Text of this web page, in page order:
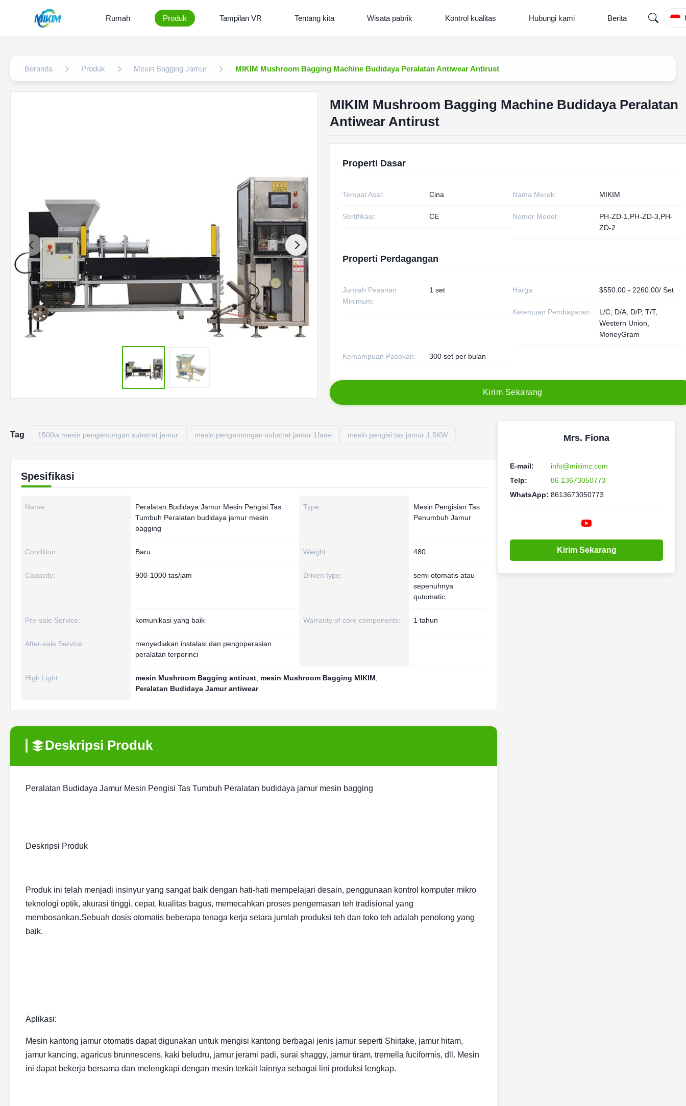
Rumah Produk Tampilan VR Tentang kita Wisata pabrik Kontrol kualitas Hubungi kami Berita
Beranda Produk Mesin Bagging Jamur MIKIM Mushroom Bagging Machine Budidaya Peralatan Antiwear Antirust
MIKIM Mushroom Bagging Machine Budidaya Peralatan
Antiwear Antirust
Properti Dasar
Tempat Asal: Cina Nama Merek: MIKIM
Sertifikasi: CE Nomor Model:
PH-ZD-1,PH-ZD-3,PH-
ZD-2
Properti Perdagangan
Jumlah Pesanan
Minimum:
1 set Harga: $550.00 - 2260.00/ Set
Ketentuan Pembayaran:
L/C, D/A, D/P, T/T,
Western Union,
MoneyGram
Kemampuan Pasokan: 300 set per bulan
Kirim Sekarang
Tag 1500w mesin pengantongan substrat jamur mesin pengantongan substrat jamur 1fase mesin pengisi tas jamur 1.5KW
Spesifikasi
Name:
Peralatan Budidaya Jamur Mesin Pengisi Tas
Tumbuh Peralatan budidaya jamur mesin
bagging
Type:
Mesin Pengisian Tas
Penumbuh Jamur
Condition: Baru Weight: 480
Capacity: 900-1000 tas/jam Driven type:
semi otomatis atau
sepenuhnya
qutomatic
Pre-sale Service: komunikasi yang baik Warranty of core components: 1 tahun
After-sale Service::
menyediakan instalasi dan pengoperasian
peralatan terperinci
High Light: mesin Mushroom Bagging antirust mesin Mushroom Bagging MIKIM
Peralatan Budidaya Jamur antiwear
Deskripsi Produk
Peralatan Budidaya Jamur Mesin Pengisi Tas Tumbuh Peralatan budidaya jamur mesin bagging
Deskripsi Produk
Produk ini telah menjadi insinyur yang sangat baik dengan hati-hati mempelajari desain, penggunaan kontrol komputer mikro
teknologi optik, akurasi tinggi, cepat, kualitas bagus, memecahkan proses pengemasan teh tradisional yang
membosankan.Sebuah dosis otomatis beberapa tenaga kerja setara jumlah produksi teh dan toko teh adalah penolong yang
baik.
Aplikasi:
Mesin kantong jamur otomatis dapat digunakan untuk mengisi kantong berbagai jenis jamur seperti Shiitake, jamur hitam,
jamur kancing, agaricus brunnescens, kaki beludru, jamur jerami padi, surai shaggy, jamur tiram, tremella fuciformis, dll. Mesin
ini dapat bekerja bersama dan melengkapi dengan mesin terkait lainnya sebagai lini produksi lengkap.
Mrs. Fiona
E-mail:
info@mikimz.com
Telp:
86 13673050773
WhatsApp: 8613673050773
Kirim Sekarang